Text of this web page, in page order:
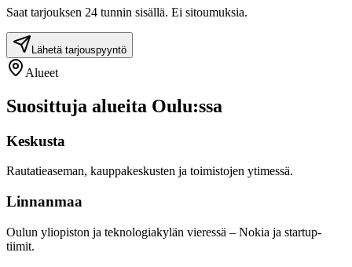
Saat tarjouksen 24 tunnin sisällä. Ei sitoumuksia.
Lähetä tarjouspyyntö
Alueet
Suosittuja alueita Oulu:ssa
Keskusta
Rautatieaseman, kauppakeskusten ja toimistojen ytimessä.
Linnanmaa
Oulun yliopiston ja teknologiakylän vieressä – Nokia ja startup-
tiimit.